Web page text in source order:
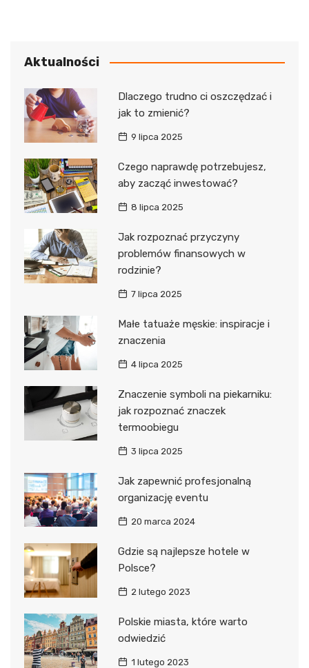
Aktualności
Dlaczego trudno ci oszczędzać i
jak to zmienić?
9 lipca 2025
Czego naprawdę potrzebujesz,
aby zacząć inwestować?
8 lipca 2025
Jak rozpoznać przyczyny
problemów finansowych w
rodzinie?
7 lipca 2025
Małe tatuaże męskie: inspiracje i
znaczenia
4 lipca 2025
Znaczenie symboli na piekarniku:
jak rozpoznać znaczek
termoobiegu
3 lipca 2025
Jak zapewnić profesjonalną
organizację eventu
20 marca 2024
Gdzie są najlepsze hotele w
Polsce?
2 lutego 2023
Polskie miasta, które warto
odwiedzić
1 lutego 2023